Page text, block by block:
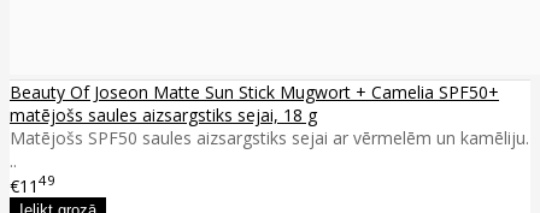
Beauty Of Joseon Matte Sun Stick Mugwort + Camelia SPF50+
matējošs saules aizsargstiks sejai, 18 g
Matējošs SPF50 saules aizsargstiks sejai ar vērmelēm un kamēliju.
..
€11 49